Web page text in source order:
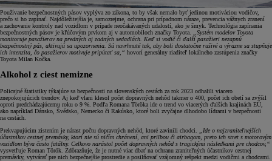
Používanie bezpečnostných pásov vyplýva zo zákona, to by však nemalo byť jedinou motiváciou vodičov,
prečo si ho zapínať. Najdôležitejšia je, samozrejme, ochrana pri prípadnom náraze, prevencia vážnych zranení
a zachovanie kontroly nad vozidlom v prípade neočakávaných udalostí, ako je šmyk. Technológia zapínania
bezpečnostných pásov je kľúčovým prvkom aj v automobiloch značky Toyota.
„Systém modelov Toyota
monitoruje pasažierov na predných aj zadných sedadlách. Keď si vodič či ďalší pasažieri nezapnú
bezpečnostný pás, aktivujú sa upozornenia. Sú navrhnuté tak, aby boli dostatočne rušivé a výrazne sa stupňuje
ich intenzita, čo pasažierov motivuje pripútať sa,“ hovorí generálny riaditeľ lokálneho zastúpenia značky
Toyota Milan Kočka.
Alkohol z ciest nemizne
Policajné štatistiky týkajúce sa bezpečnosti na slovenských cestách za rok 2023 odhalili viacero
znepokojujúcich trendov. Aj keď vlani klesol počet dopravných nehôd takmer o 400, počet ich obetí sa zvýšil
oproti predchádzajúcemu roku o 9 %. Podľa Romana Töröka ide o trend vo viacerých ďalších krajinách EÚ,
ako napríklad Dánsko, Švédsko, Nemecko či Rakúsko, ktoré boli zvyčajne dlhodobo lídrami v bezpečnosti
na cestách.
Prekvapujúcim zistením je nárast počtu dopravných nehôd, ktoré zavinili chodci.
„Ide o najzraniteľnejších
účastníkov cestnej premávky, ktorí nie sú ničím chránení, ani prilbou či airbagom, preto ich stret s motorovým
vozidlom býva často fatálny. Celkovo narástol počet dopravných nehôd s tragickými následkami pre chodcov,“
vysvetľuje Roman Török. Zdôrazňuje, že je nutné viac dbať na ochranu zraniteľných účastníkov cestnej
premávky, vytvárať pre nich bezpečnejšie prostredie a posilňovať vzájomný rešpekt medzi vodičmi a chodcami.